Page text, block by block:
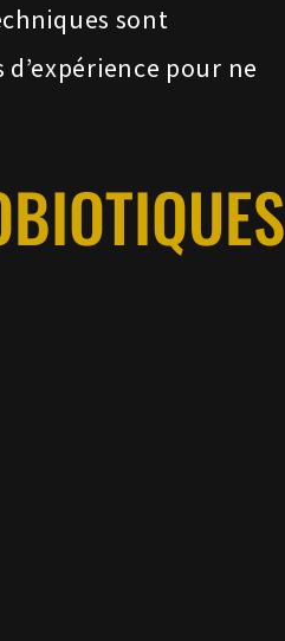
sont
pour ne